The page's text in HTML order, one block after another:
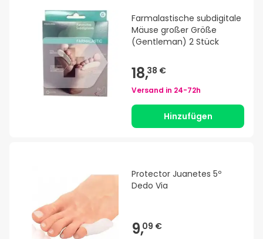
Farmalastische subdigitale
Mäuse großer Größe
(Gentleman) 2 Stück
18,38 €
Versand in 24-72h
Hinzufügen
Protector Juanetes 5º
Dedo Via
9,09 €